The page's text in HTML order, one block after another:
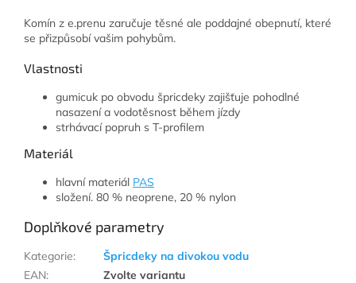
Komín z e.prenu zaručuje těsné ale poddajné obepnutí, které
se přizpůsobí vašim pohybům.
Vlastnosti
gumicuk po obvodu špricdeky zajišťuje pohodlné
nasazení a vodotěsnost během jízdy
strhávací popruh s T-profilem
Materiál
hlavní materiál PAS
složení. 80 % neoprene, 20 % nylon
Doplňkové parametry
Kategorie:
Špricdeky na divokou vodu
EAN:
Zvolte variantu